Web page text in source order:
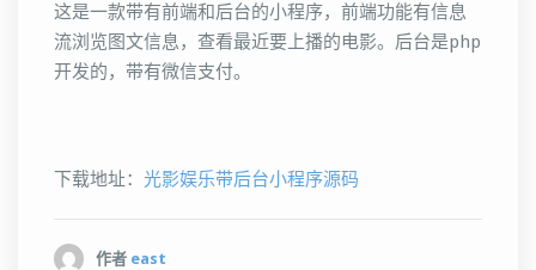
这是一款带有前端和后台的小程序，前端功能有信息
流浏览图文信息，查看最近要上播的电影。后台是php
开发的，带有微信支付。
下载地址： 光影娱乐带后台小程序源码
作者 east